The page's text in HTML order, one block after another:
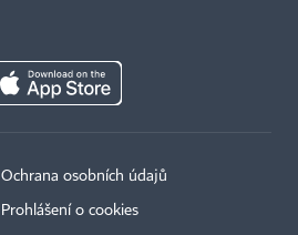
Ochrana osobních údajů
Prohlášení o cookies